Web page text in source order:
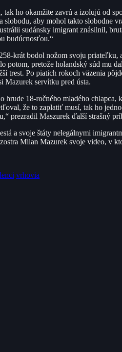
ho okamžite zavrú a izolujú od
aby mohol takto slobodne
sudánsky imigrant znásilnil,
budúcnosťou.“
krát bodol nožom svoju
potom, pretože holandský súd mu
trest. Po piatich rokoch väzenia
Mazurek servítku pred ústa.
hrude 18-ročného mladého
že to zaplatiť musí, tak ho
prezradil Maszurek ďalší strašný
a svoje štáty nelegálnymi
Milan Mazurek svoje video, v
vrhovia